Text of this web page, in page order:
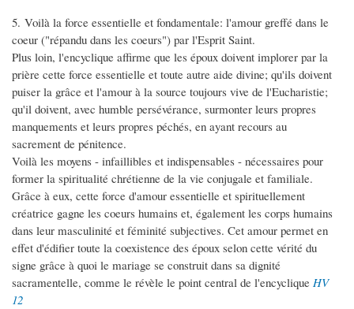
5. Voilà la force essentielle et fondamentale: l'amour greffé dans le
coeur ("répandu dans les coeurs") par l'Esprit Saint.
Plus loin, l'encyclique affirme que les époux doivent implorer par la
prière cette force essentielle et toute autre aide divine; qu'ils doivent
puiser la grâce et l'amour à la source toujours vive de l'Eucharistie;
qu'il doivent, avec humble persévérance, surmonter leurs propres
manquements et leurs propres péchés, en ayant recours au
sacrement de pénitence.
Voilà les moyens - infaillibles et indispensables - nécessaires pour
former la spiritualité chrétienne de la vie conjugale et familiale.
Grâce à eux, cette force d'amour essentielle et spirituellement
créatrice gagne les coeurs humains et, également les corps humains
dans leur masculinité et féminité subjectives. Cet amour permet en
effet d'édifier toute la coexistence des époux selon cette vérité du
signe grâce à quoi le mariage se construit dans sa dignité
sacramentelle, comme le révèle le point central de l'encyclique HV
12